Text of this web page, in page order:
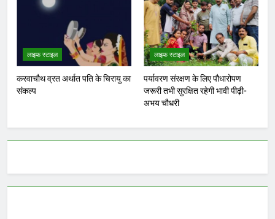
लाइफ स्टाइल
करवाचौथ व्रत अर्थात पति के चिरायु का
संकल्प
लाइफ स्टाइल
पर्यावरण संरक्षण के लिए पौधारोपण
जरूरी तभी सुरक्षित रहेगी भावी पीढ़ी-
अभय चौधरी